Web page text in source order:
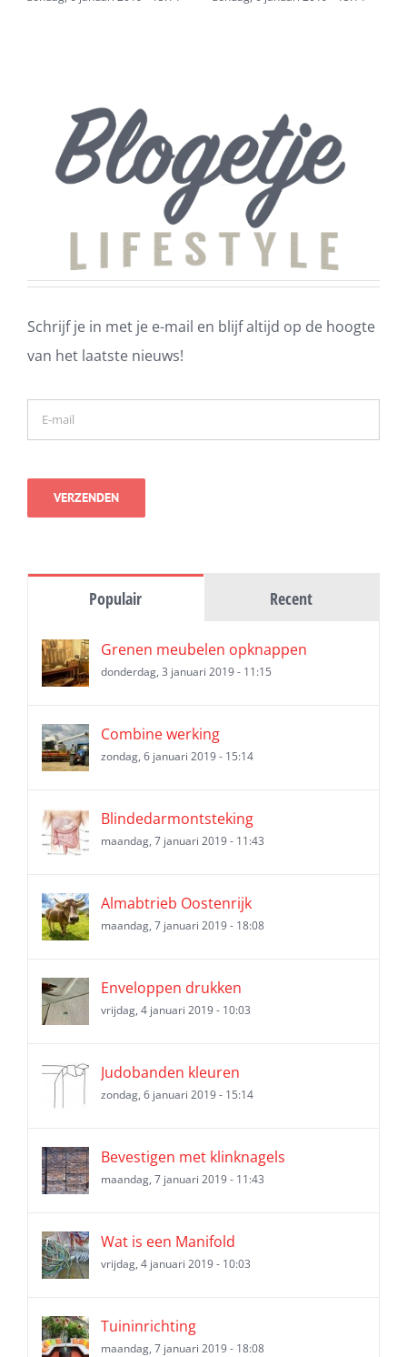
Schrijf je in met je e-mail en blijf altijd op de hoogte
van het laatste nieuws!
Populair Recent
Grenen meubelen opknappen
donderdag, 3 januari 2019 - 11:15
Combine werking
zondag, 6 januari 2019 - 15:14
Blindedarmontsteking
maandag, 7 januari 2019 - 11:43
Almabtrieb Oostenrijk
maandag, 7 januari 2019 - 18:08
Enveloppen drukken
vrijdag, 4 januari 2019 - 10:03
Judobanden kleuren
zondag, 6 januari 2019 - 15:14
Bevestigen met klinknagels
maandag, 7 januari 2019 - 11:43
Wat is een Manifold
vrijdag, 4 januari 2019 - 10:03
Tuininrichting
maandag, 7 januari 2019 - 18:08